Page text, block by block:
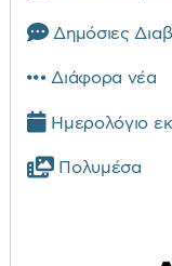
Δημόσιες
Διάφορα νέα
Ημερολόγιο
Πολυμέσα